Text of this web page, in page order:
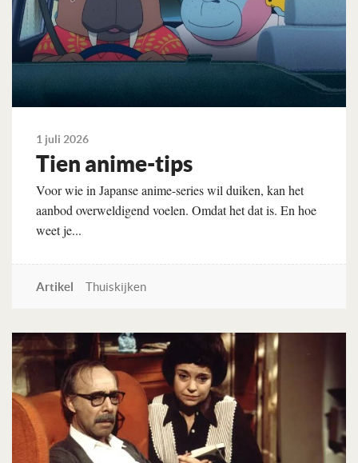
1 juli 2026
Tien anime-tips
Voor wie in Japanse anime-series wil duiken, kan het
aanbod overweldigend voelen. Omdat het dat is. En hoe
weet je...
Artikel Thuiskijken
Lees verder